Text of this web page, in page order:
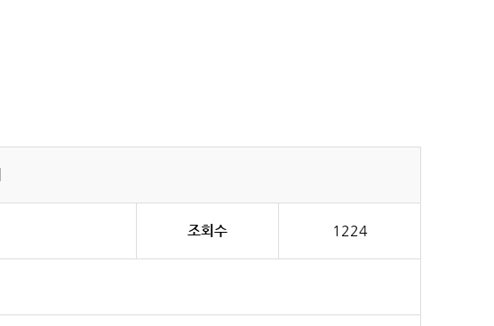
조회수 1224